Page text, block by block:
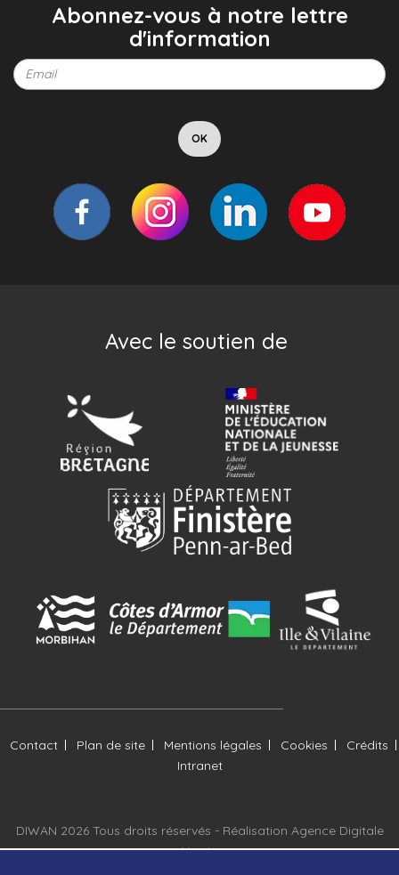
Abonnez-vous à notre lettre
d'information
Avec le soutien de
Contact Plan de site Mentions légales Cookies
Crédits
Intranet
DIWAN 2026 Tous droits réservés - Réalisation Agence Digitale
Versio